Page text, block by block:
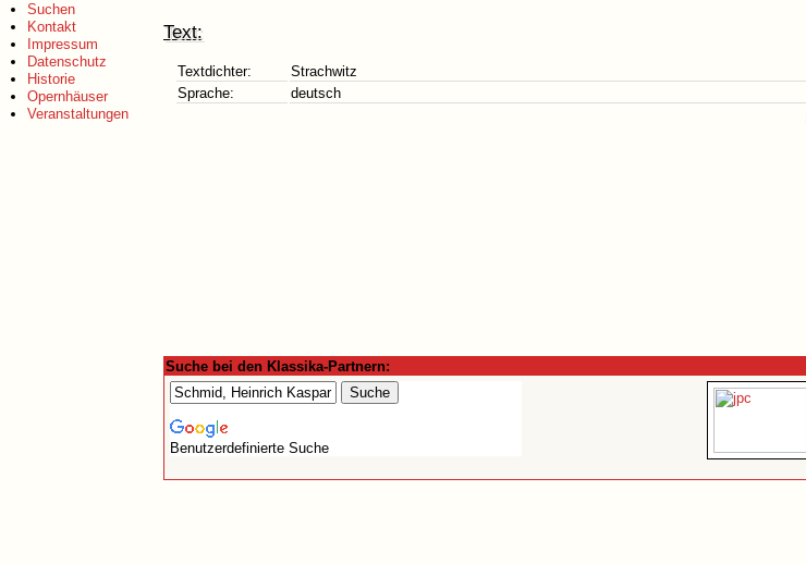
Suchen
Kontakt
Impressum
Datenschutz
Historie
Opernhäuser
Veranstaltungen
Text:
Textdichter:
Strachwitz
Sprache:
deutsch
Suche bei den Klassika-Partnern:
Benutzerdefinierte Suche